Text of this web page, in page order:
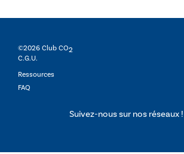
©2026 Club CO2
C.G.U.
Ressources
FAQ
Suivez-nous sur nos réseaux !